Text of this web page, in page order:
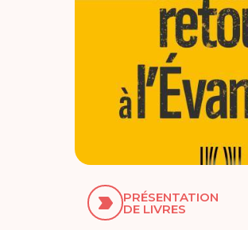
PRÉSENTATION
DE LIVRES